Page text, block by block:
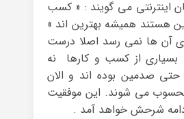
اینترنتی می گویند : « کسب
هستند همیشه بهترین اند »
آن ها نمی رسد اصلا درست
بسیاری از کسب و کارها نه
حتی صدمین بوده اند و الان
می شوند. این موفقیت
شرحش خواهد آمد .